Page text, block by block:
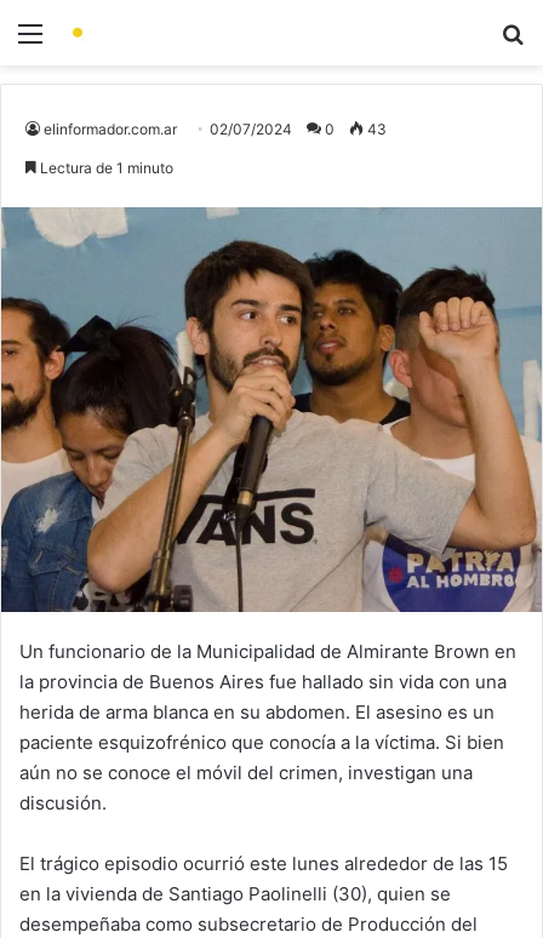
elinformador.com.ar 02/07/2024 0 43
Lectura de 1 minuto
Un funcionario de la Municipalidad de Almirante Brown en
la provincia de Buenos Aires fue hallado sin vida con una
herida de arma blanca en su abdomen. El asesino es un
paciente esquizofrénico que conocía a la víctima. Si bien
aún no se conoce el móvil del crimen, investigan una
discusión.
El trágico episodio ocurrió este lunes alrededor de las 15
en la vivienda de Santiago Paolinelli (30), quien se
desempeñaba como subsecretario de Producción del